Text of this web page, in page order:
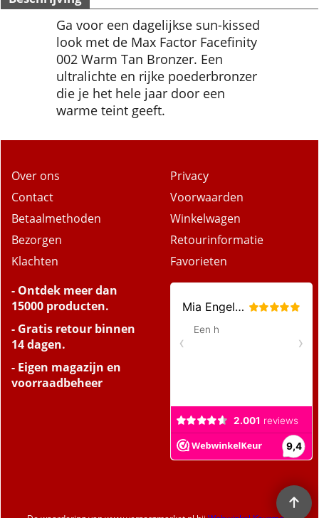
Beschrijving
Ga voor een dagelijkse sun-kissed
look met de Max Factor Facefinity
002 Warm Tan Bronzer. Een
ultralichte en rijke poederbronzer
die je het hele jaar door een
Over ons
Contact
Betaalmethoden
Bezorgen
Klachten
Privacy
Voorwaarden
Winkelwagen
Retourinformatie
Favorieten
- Ontdek meer dan
15000 producten.
- Gratis retour binnen
14 dagen.
- Eigen magazijn en